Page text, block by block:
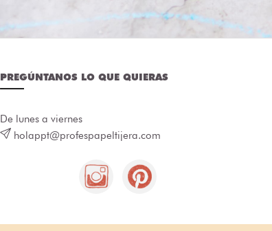
PREGÚNTANOS LO QUE QUIERAS
De lunes a viernes
holappt@profespapeltijera.com